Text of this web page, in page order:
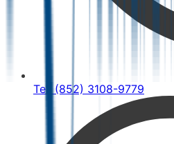
Tel: (852) 3108-9779